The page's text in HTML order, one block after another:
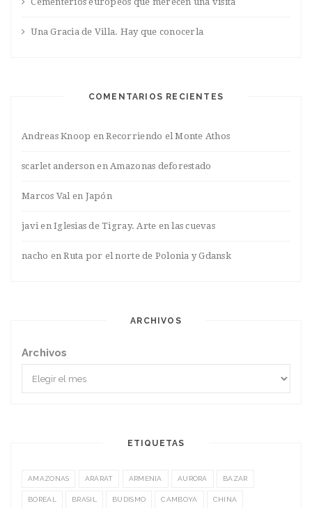
Una Gracia de Villa. Hay que conocerla
COMENTARIOS RECIENTES
Andreas Knoop enRecorriendo el Monte Athos
scarlet anderson enAmazonas deforestado
Marcos Valen Japón
javienIglesias de Tigray. Arte en las cuevas
nacho enRuta por el norte de Polonia y Gdansk
ARCHIVOS
Archivos
ETIQUETAS
AMAZONAS ARARAT ARMENIA AURORA BAZAR
BOREAL BRASIL BUDISMO CAMBOYA CHINA